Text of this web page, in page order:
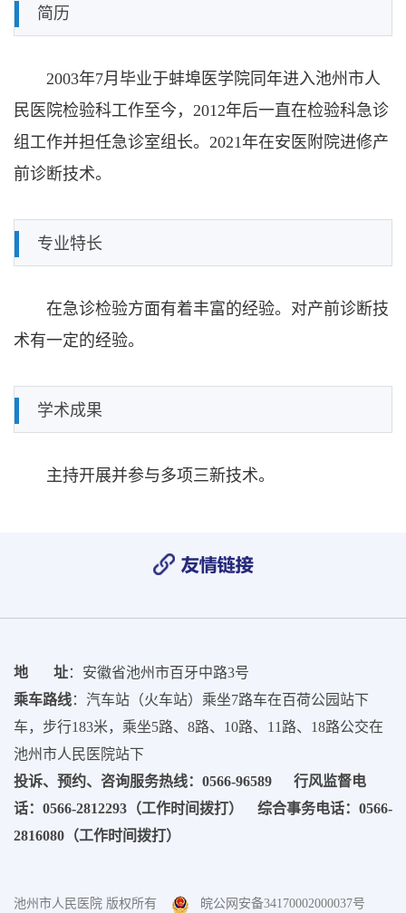
简历
2003年7月毕业于蚌埠医学院同年进入池州市人
民医院检验科工作至今， 2012年后一直在检验科急诊
组工作并担任急诊室组长。 2021年在安医附院进修产
前诊断技术。
专业特长
在急诊检验方面有着丰富的经验。对产前诊断技
术有一定的经验。
学术成果
主持开展并参与多项三新技术。
地 址：安徽省池州市百牙中路3号
乘车路线：汽车站（火车站）乘坐7路车在百荷公园站下
车，步行183米，乘坐5路、8路、10路、11路、18路公交在
池州市人民医院站下
投诉、预约、咨询服务热线：0566-96589 行风监督电
话：0566-2812293（工作时间拨打） 综合事务电话：0566-
2816080（工作时间拨打）
池州市人民医院 版权所有 皖公网安备34170002000037号